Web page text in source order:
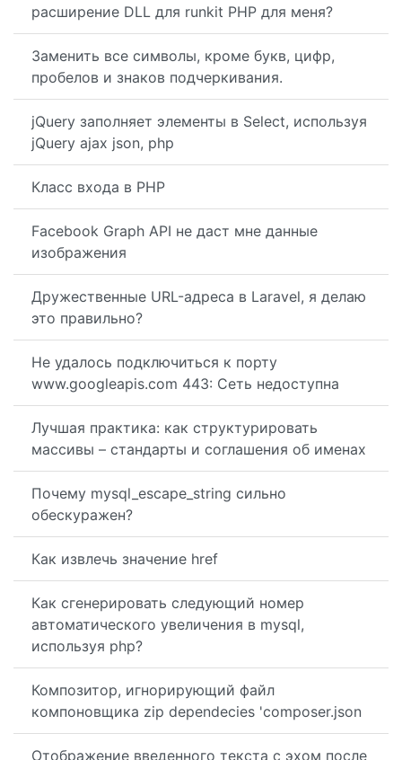
расширение DLL для runkit PHP для меня?
Заменить все символы, кроме букв, цифр,
пробелов и знаков подчеркивания.
jQuery заполняет элементы в Select, используя
jQuery ajax json, php
Класс входа в PHP
Facebook Graph API не даст мне данные
изображения
Дружественные URL-адреса в Laravel, я делаю
это правильно?
Не удалось подключиться к порту
www.googleapis.com 443: Сеть недоступна
Лучшая практика: как структурировать
массивы – стандарты и соглашения об именах
Почему mysql_escape_string сильно
обескуражен?
Как извлечь значение href
Как сгенерировать следующий номер
автоматического увеличения в mysql,
используя php?
Композитор, игнорирующий файл
компоновщика zip dependecies 'composer.json
Отображение введенного текста с эхом после